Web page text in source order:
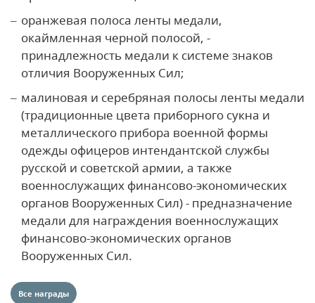
оранжевая полоса ленты медали,
окаймленная черной полосой, -
принадлежность медали к системе знаков
отличия Вооруженных Сил;
малиновая и серебряная полосы ленты медали
(традиционные цвета приборного сукна и
металлического прибора военной формы
одежды офицеров интендантской службы
русской и советской армии, а также
военнослужащих финансово-экономических
органов Вооруженных Сил) - предназначение
медали для награждения военнослужащих
финансово-экономических органов
Вооруженных Сил.
Все награды